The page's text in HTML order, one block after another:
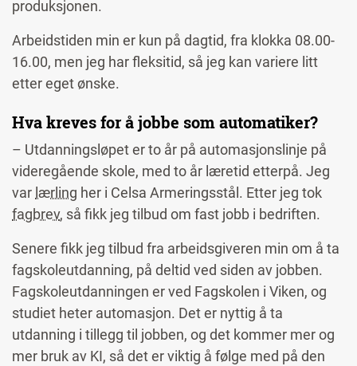
produksjonen.
Arbeidstiden min er kun på dagtid, fra klokka 08.00-
16.00, men jeg har fleksitid, så jeg kan variere litt
etter eget ønske.
Hva kreves for å jobbe som automatiker?
– Utdanningsløpet er to år på automasjonslinje på
videregående skole, med to år læretid etterpå. Jeg
var lærling her i Celsa Armeringsstål. Etter jeg tok
fagbrev, så fikk jeg tilbud om fast jobb i bedriften.
Senere fikk jeg tilbud fra arbeidsgiveren min om å ta
fagskoleutdanning, på deltid ved siden av jobben.
Fagskoleutdanningen er ved Fagskolen i Viken, og
studiet heter automasjon. Det er nyttig å ta
utdanning i tillegg til jobben, og det kommer mer og
mer bruk av KI, så det er viktig å følge med på den